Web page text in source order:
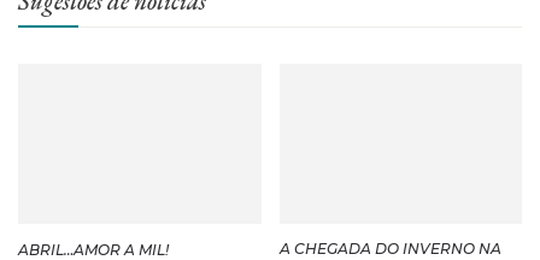
ABRIL…AMOR A MIL!
A CHEGADA DO INVERNO NA